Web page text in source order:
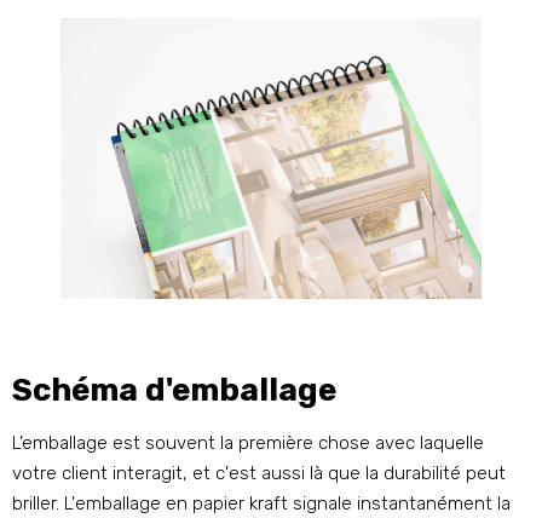
Schéma d'emballage
L’emballage est souvent la première chose avec laquelle
votre client interagit, et c'est aussi là que la durabilité peut
briller. L'emballage en papier kraft signale instantanément la